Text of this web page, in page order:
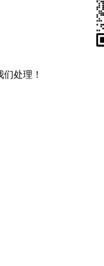
处理！